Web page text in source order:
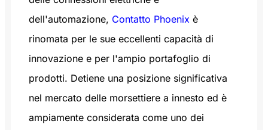
dell'automazione, Contatto Phoenix è
rinomata per le sue eccellenti capacità di
innovazione e per l'ampio portafoglio di
prodotti. Detiene una posizione significativa
nel mercato delle morsettiere a innesto ed è
ampiamente considerata come uno dei